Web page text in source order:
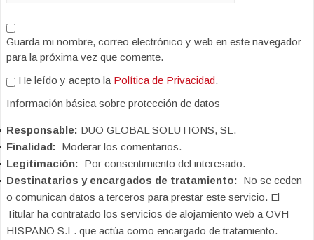
Guarda mi nombre, correo electrónico y web en este navegador
para la próxima vez que comente.
He leído y acepto la Política de Privacidad.
Información básica sobre protección de datos
Responsable: DUO GLOBAL SOLUTIONS, SL.
Finalidad: Moderar los comentarios.
Legitimación: Por consentimiento del interesado.
Destinatarios y encargados de tratamiento: No se ceden
o comunican datos a terceros para prestar este servicio. El
Titular ha contratado los servicios de alojamiento web a OVH
HISPANO S.L. que actúa como encargado de tratamiento.